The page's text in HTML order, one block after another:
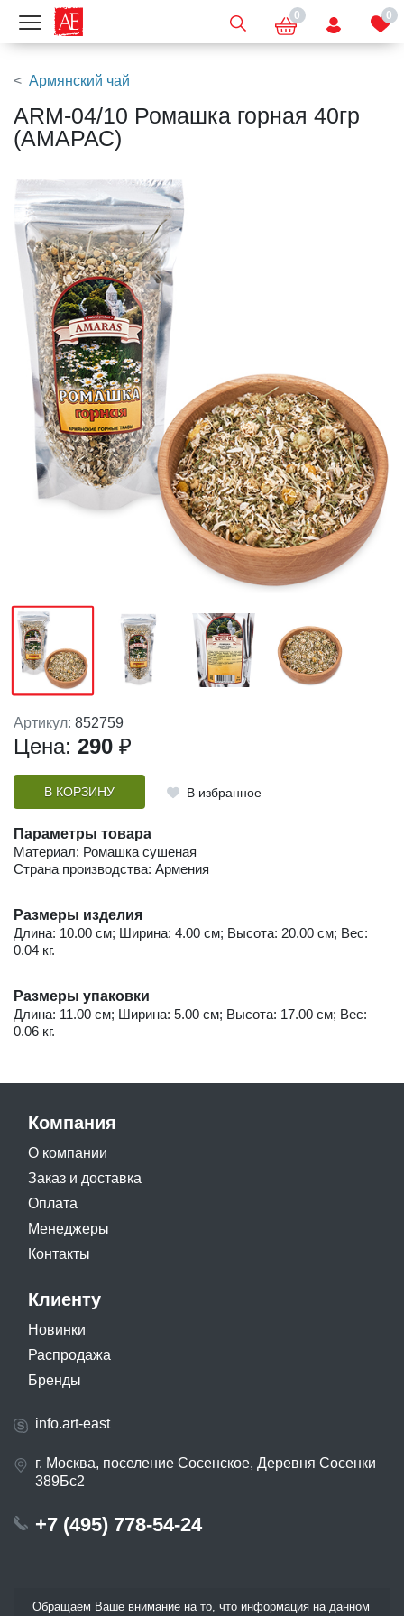
Показать меню 0 0
Армянский чай
ARM-04/10 Ромашка горная 40гр
(АМАРАС)
Артикул: 852759
Цена: 290 ₽
В КОРЗИНУ В избранное
Параметры товара
Материал: Ромашка сушеная
Страна производства: Армения
Размеры изделия
Длина: 10.00 см; Ширина: 4.00 см; Высота: 20.00 см; Вес:
0.04 кг.
Размеры упаковки
Длина: 11.00 см; Ширина: 5.00 см; Высота: 17.00 см; Вес:
0.06 кг.
Компания
О компании
Заказ и доставка
Оплата
Менеджеры
Контакты
Клиенту
Новинки
Распродажа
Бренды
info.art-east
г. Москва, поселение Сосенское, Деревня Сосенки
389Бс2
+7 (495) 778-54-24
Обращаем Ваше внимание на то, что информация на данном